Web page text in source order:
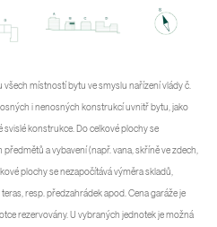
místností bytu ve smyslu nařízení vlády č.
i nenosných konstrukcí uvnitř bytu, jako
konstrukce. Do celkové plochy se
a vybavení (např. vana, skříně ve zdech,
plochy se nezapočítává výměra skladů,
resp. předzahrádek apod. Cena garáže je
rezervovány. U vybraných jednotek je možná